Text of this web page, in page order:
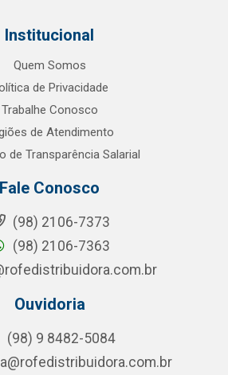
Institucional
Quem Somos
de Privacidade
Trabalhe Conosco
de Atendimento
de Transparência Salarial
Fale Conosco
(98) 2106-7373
(98) 2106-7363
Ouvidoria
(98) 9 8482-5084